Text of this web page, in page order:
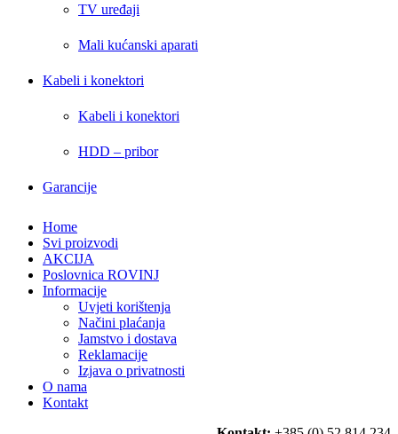
TV uređaji
Mali kućanski aparati
Kabeli i konektori
Kabeli i konektori
HDD – pribor
Garancije
Home
Svi proizvodi
AKCIJA
Poslovnica ROVINJ
Informacije
Uvjeti korištenja
Načini plaćanja
Jamstvo i dostava
Reklamacije
Izjava o privatnosti
O nama
Kontakt